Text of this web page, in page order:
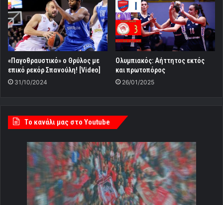
«Παγοθραυστικό» ο Θρύλος με
επικό ρεκόρ Σπανούλη! [Video]
31/10/2024
Ολυμπιακός: Αήττητος εκτός
και πρωτοπόρος
26/01/2025
Tο κανάλι μας στο Youtube